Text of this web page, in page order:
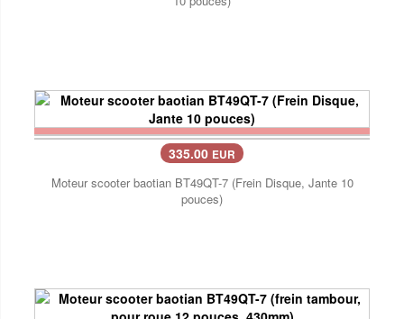
335.00 EUR
Moteur scooter baotian BT49QT-7 (Frein Disque, Jante 10
pouces)